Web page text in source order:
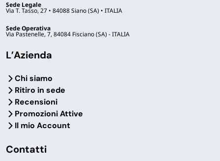
Sede Legale
Via T. Tasso, 27 • 84088 Siano (SA) • ITALIA
Sede Operativa
Via Pastenelle, 7, 84084 Fisciano (SA) - ITALIA
L’Azienda
Chi siamo
Ritiro in sede
Recensioni
Promozioni Attive
Il mio Account
Contatti